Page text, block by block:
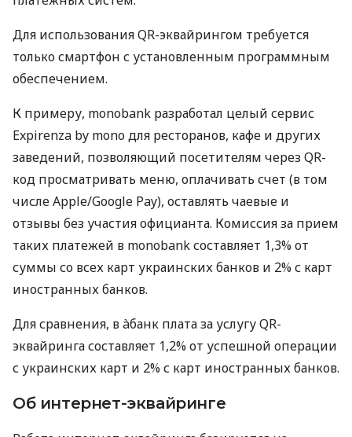
Для использования QR-эквайрингом требуется
только смартфон с установленным программным
обеспечением.
К примеру, monobank разработал целый сервис
Expirenza by mono для ресторанов, кафе и других
заведений, позволяющий посетителям через QR-
код просматривать меню, оплачивать счет (в том
числе Apple/Google Pay), оставлять чаевые и
отзывы без участия официанта. Комиссия за прием
таких платежей в monobank составляет 1,3% от
суммы со всех карт украинских банков и 2% с карт
иностранных банков.
Для сравнения, в àбанк плата за услугу QR-
эквайринга составляет 1,2% от успешной операции
с украинских карт и 2% с карт иностранных банков.
Об интернет-эквайринге